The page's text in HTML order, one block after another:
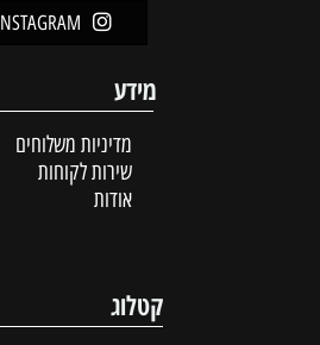
INSTAGRAM
מידע
מדיניות משלוחים
שירות לקוחות
אודות
קטלוג